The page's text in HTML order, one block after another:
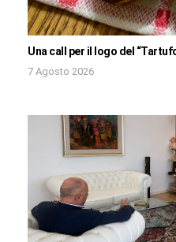
Una call per il logo del
7 Agosto 2026